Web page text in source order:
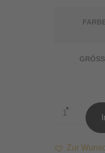
GRÖSSE
Zur